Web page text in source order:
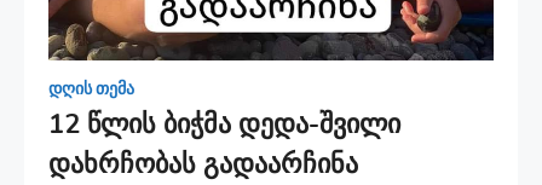
დღის თემა
12 წლის ბიჭმა დედა-შვილი
დახრჩობას გადაარჩინა